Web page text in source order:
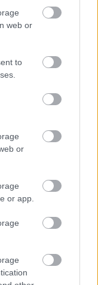
web or
to
or
or app.
előzést. Sajnos
előzések-e, vagy
csak azért fékeznek
éppen
az idény két
összetettet
míg Max
azon a
volt.”